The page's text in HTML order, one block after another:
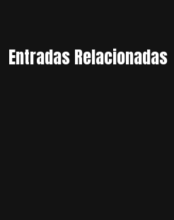
Entradas Relacionadas